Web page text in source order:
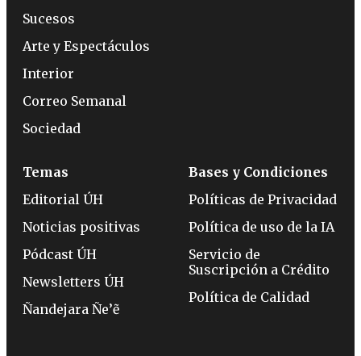
Sucesos
Arte y Espectáculos
Interior
Correo Semanal
Sociedad
Temas
Editorial ÚH
Noticias positivas
Pódcast ÚH
Newsletters ÚH
Ñandejara Ñe’ẽ
Bases y Condiciones
Políticas de Privacidad
Política de uso de la IA
Servicio de
Suscripción a Crédito
Política de Calidad